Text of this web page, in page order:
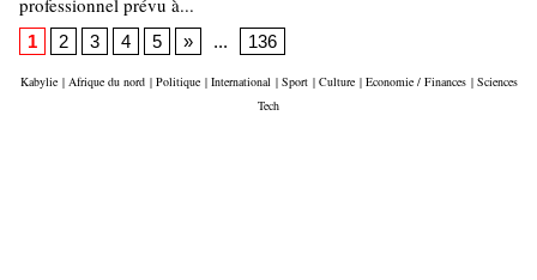
professionnel prévu à...
1 2 3 4 5 » ... 136
Kabylie | Afrique du nord | Politique | International | Sport | Culture | Economie / Finances | Sciences
Tech